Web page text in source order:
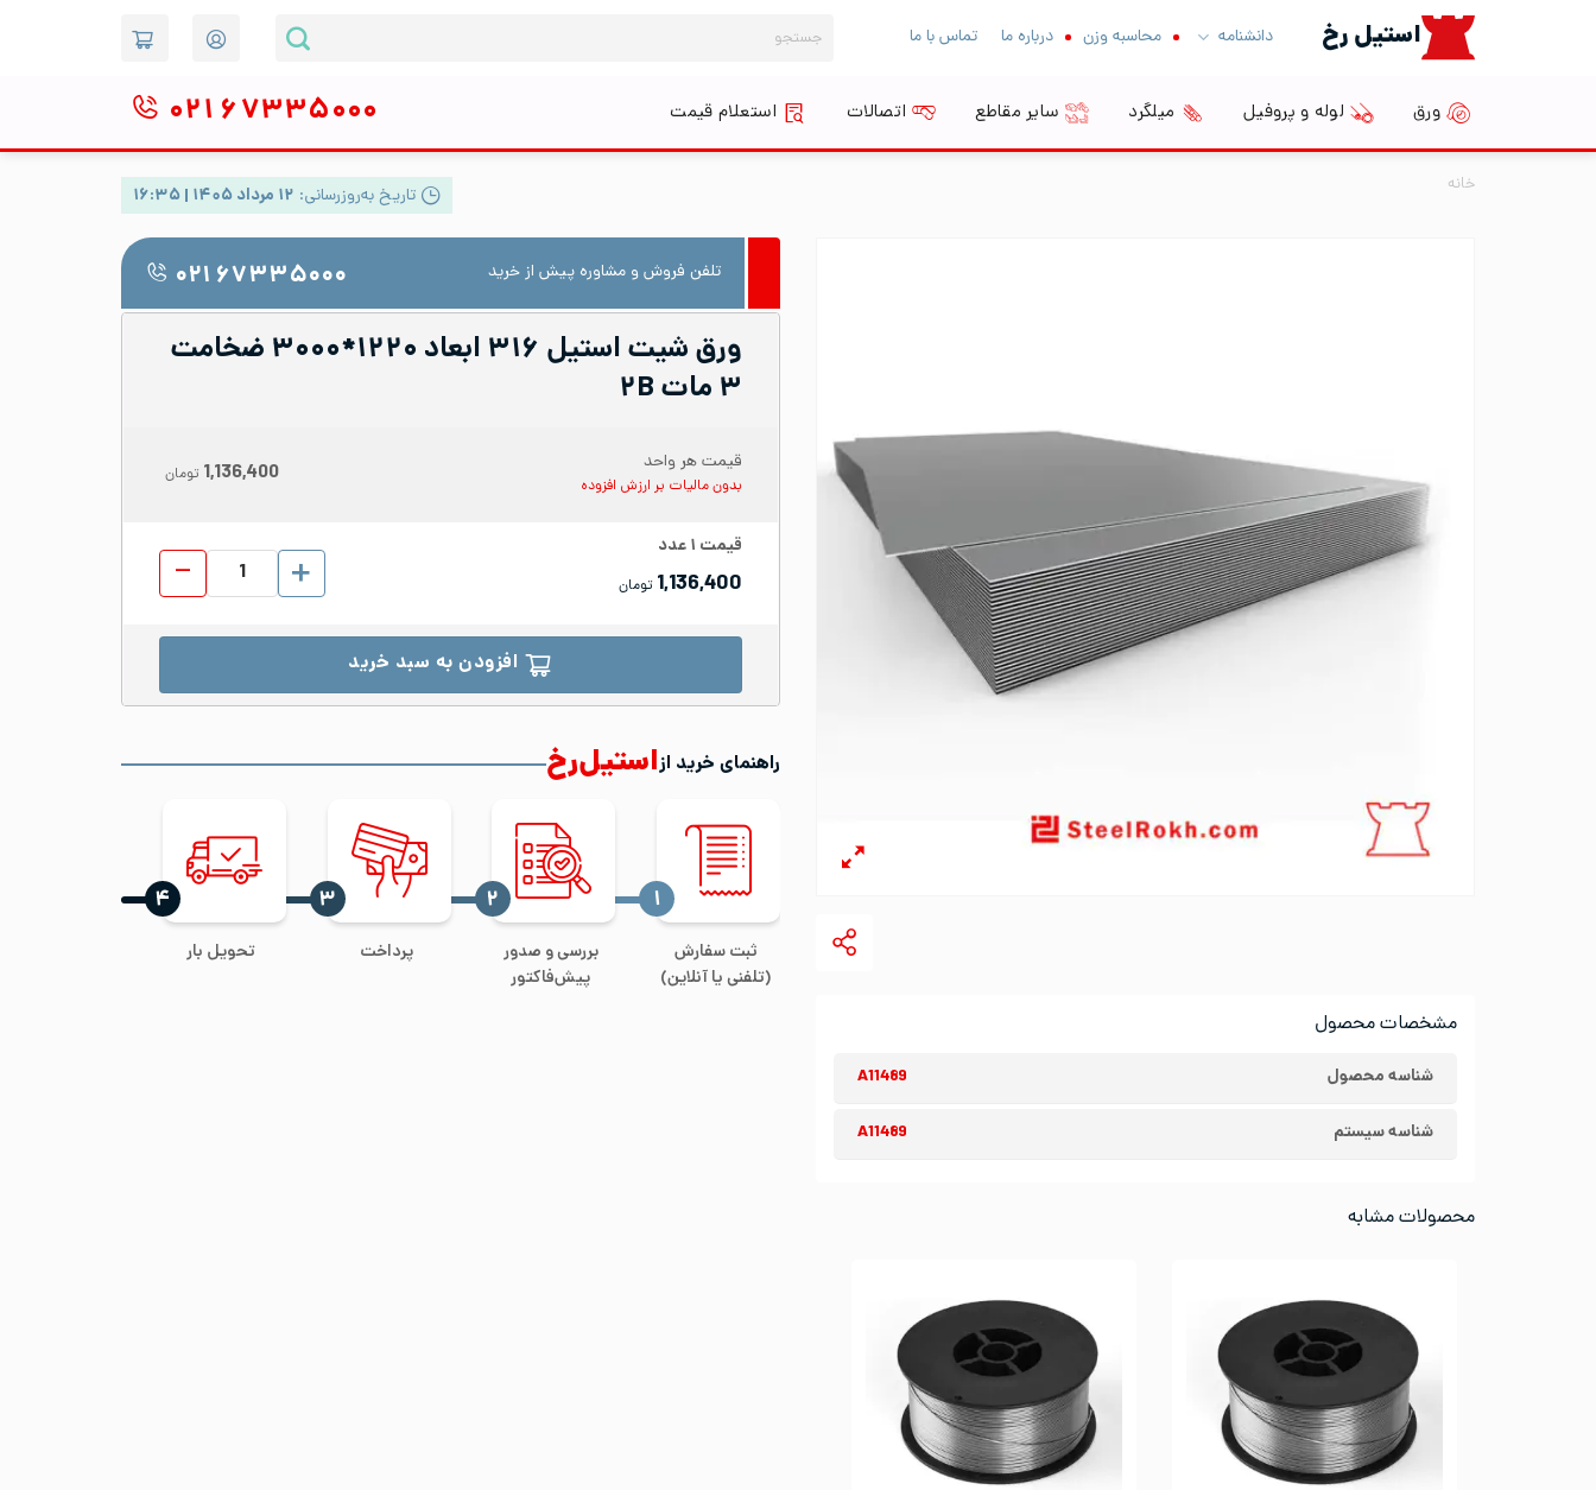
استیل رخ دانشنامه محاسبه وزن درباره ما تماس با ما
برای:
ورق لوله و پروفیل میلگرد سایر مقاطع اتصالات استعلام قیمت ۰۲۱ ۶۷۳۳۵۰۰۰
خانه تاریخ به‌روزرسانی: ۱۲ مرداد ۱۴۰۵ | ۱۶:۳۵
مشخصات محصول
شناسه محصول A11489
شناسه سیستم A11489
محصولات مشابه
تلفن فروش و مشاوره پیش از خرید ۰۲۱ ۶۷۳۳۵۰۰۰
ورق شیت استیل ۳۱۶ ابعاد ۱۲۲۰*۳۰۰۰ ضخامت
۳ مات ۲B
قیمت هر واحد
بدون مالیات بر ارزش افزوده 1,136,400 تومان
قیمت ۱عدد
1,136,400 تومان
ورق شیت استیل 316 ابعاد 1220*3000 ضخامت 3 مات 2B عدد
افزودن به سبد خرید
راهنمای خرید ازاستیل‌رخ
ثبت سفارش
(تلفنی یا آنلاین)
‍۱
بررسی و صدور
پیش‌فاکتور
‍۲
پرداخت
‍۳
تحویل بار
‍۴